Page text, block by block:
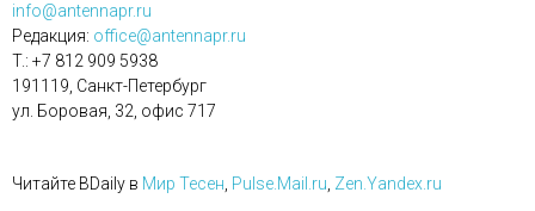
info@antennapr.ru
Редакция: office@antennapr.ru
T.: +7 812 909 5938
191119, Санкт-Петербург
ул. Боровая, 32, офис 717
Читайте BDaily в Мир Тесен, Pulse.Mail.ru, Zen.Yandex.ru